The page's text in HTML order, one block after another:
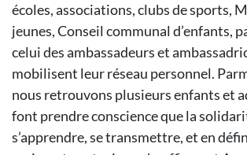
écoles, associations, clubs de sports,
jeunes, Conseil communal d’enfants,
celui des ambassadeurs et
mobilisent leur réseau personnel.
nous retrouvons plusieurs enfants et
font prendre conscience que la
s’apprendre, se transmettre, et en